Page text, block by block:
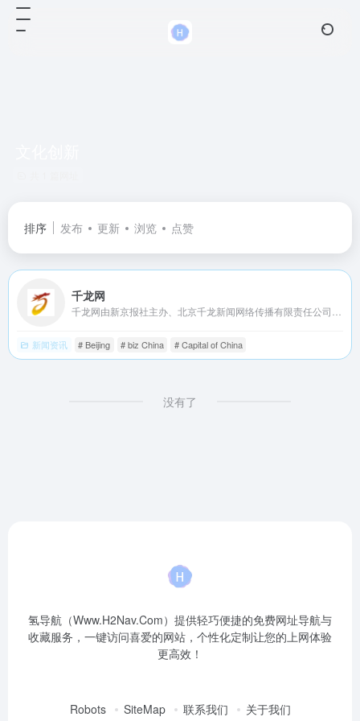
排序 发布 更新 浏览 点赞
千龙网
新闻资讯 # Beijing # biz China # Capital of China
没有了
氢导航（Www.H2Nav.Com）提供轻巧便捷的免费网址导航与
收藏服务，一键访问喜爱的网站，个性化定制让您的上网体验
更高效！
Robots SiteMap 联系我们 关于我们